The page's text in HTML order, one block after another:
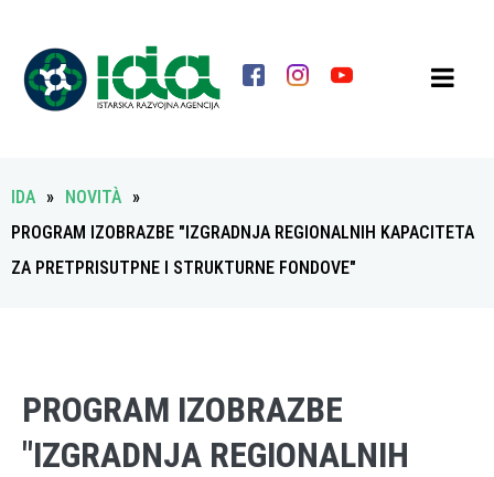
IDA » NOVITÀ »
PROGRAM IZOBRAZBE "IZGRADNJA REGIONALNIH KAPACITETA
ZA PRETPRISUTPNE I STRUKTURNE FONDOVE"
PROGRAM IZOBRAZBE
"IZGRADNJA REGIONALNIH